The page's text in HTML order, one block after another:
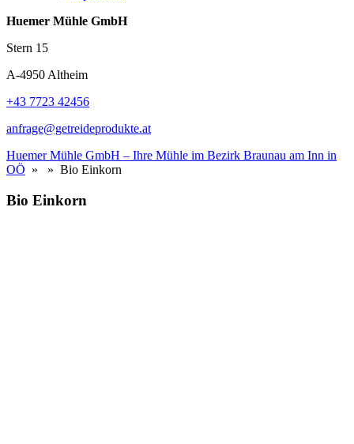
Huemer Mühle GmbH
Stern 15
A-4950 Altheim
+43 7723 42456
anfrage@getreideprodukte.at
Huemer Mühle GmbH – Ihre Mühle im Bezirk Braunau am Inn in
OÖ » » Bio Einkorn
Bio Einkorn